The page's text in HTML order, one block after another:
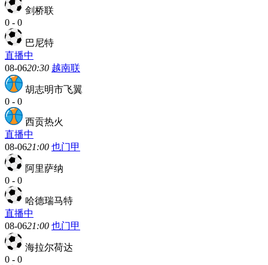
剑桥联
0 - 0
巴尼特
直播中
08-0620:30 越南联
胡志明市飞翼
0 - 0
西贡热火
直播中
08-0621:00 也门甲
阿里萨纳
0 - 0
哈德瑞马特
直播中
08-0621:00 也门甲
海拉尔荷达
0 - 0